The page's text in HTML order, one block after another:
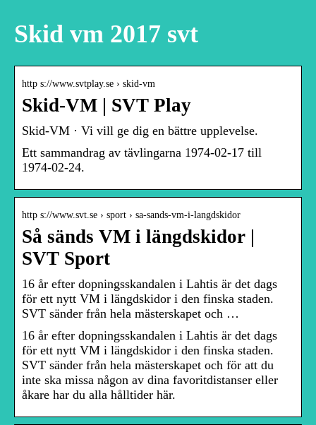
Skid vm 2017 svt
http s://www.svtplay.se › skid-vm
Skid-VM | SVT Play
Skid-VM · Vi vill ge dig en bättre upplevelse.
Ett sammandrag av tävlingarna 1974-02-17 till
1974-02-24.
http s://www.svt.se › sport › sa-sands-vm-i-langdskidor
Så sänds VM i längdskidor |
SVT Sport
16 år efter dopningsskandalen i Lahtis är det dags
för ett nytt VM i längdskidor i den finska staden.
SVT sänder från hela mästerskapet och …
16 år efter dopningsskandalen i Lahtis är det dags
för ett nytt VM i längdskidor i den finska staden.
SVT sänder från hela mästerskapet och för att du
inte ska missa någon av dina favoritdistanser eller
åkare har du alla hålltider här.